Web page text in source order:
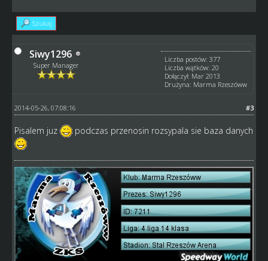
Szukaj
Siwy1296
Super Manager
Liczba postów: 377
Liczba wątków: 20
Dołączył: Mar 2013
Drużyna: Marma Rzeszóww
#3
2014-05-26, 07:08:16
Pisalem juz podczas przenosin rozsypala sie baza danych